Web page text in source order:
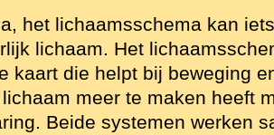
het lichaamsschema kan
lichaam. Het
kaart die helpt bij beweging
meer te maken heeft
Beide systemen werken